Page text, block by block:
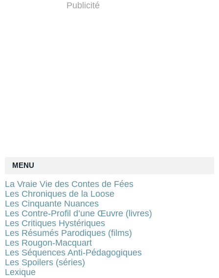
Publicité
MENU
La Vraie Vie des Contes de Fées
Les Chroniques de la Loose
Les Cinquante Nuances
Les Contre-Profil d’une Œuvre (livres)
Les Critiques Hystériques
Les Résumés Parodiques (films)
Les Rougon-Macquart
Les Séquences Anti-Pédagogiques
Les Spoilers (séries)
Lexique